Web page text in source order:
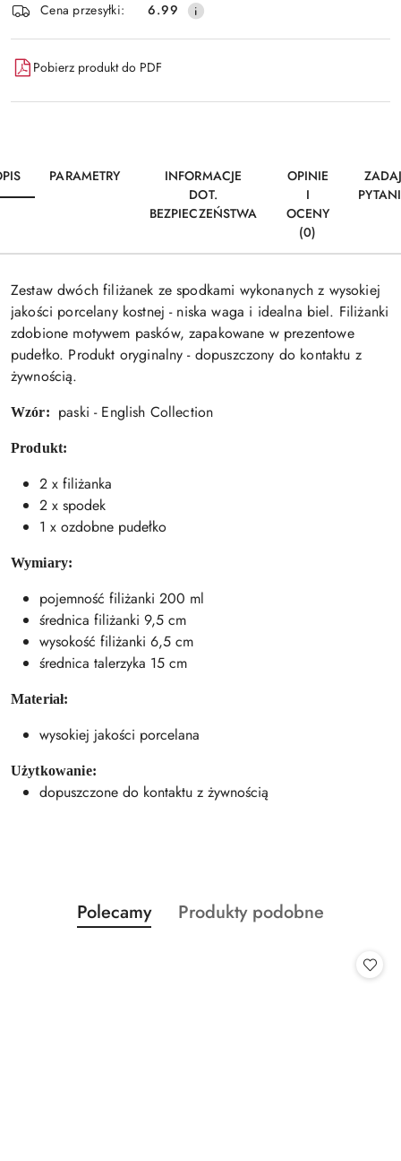
Cena przesyłki:
6.99
Pobierz produkt do PDF
PARAMETRY
INFORMACJE
DOT.
BEZPIECZEŃSTWA
OPINIE
I
OCENY
(0)
Zestaw dwóch filiżanek ze spodkami wykonanych z wysokiej
jakości porcelany kostnej - niska waga i idealna biel. Filiżanki
zdobione motywem pasków, zapakowane w prezentowe
pudełko. Produkt oryginalny - dopuszczony do kontaktu z
żywnością.
Wzór: paski - English Collection
Produkt:
2 x filiżanka
2 x spodek
1 x ozdobne pudełko
Wymiary:
pojemność filiżanki 200 ml
średnica filiżanki 9,5 cm
wysokość filiżanki 6,5 cm
średnica talerzyka 15 cm
Materiał:
wysokiej jakości porcelana
Użytkowanie:
dopuszczone do kontaktu z żywnością
Pomiń karuzelę produktów
Produkty
o
Polecamy
Produkty
Produkty podobne